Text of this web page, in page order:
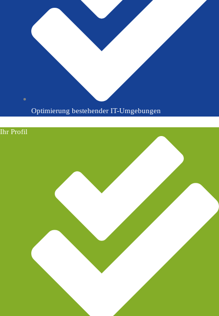
Optimierung bestehender IT-Umgebungen
Ihr Profil